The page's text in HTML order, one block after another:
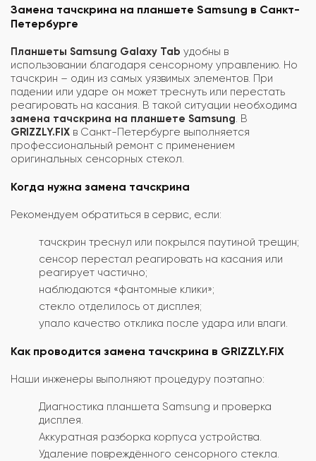
Замена тачскрина на планшете Samsung в Санкт-
Петербурге
Планшеты Samsung Galaxy Tab удобны в
использовании благодаря сенсорному управлению. Но
тачскрин – один из самых уязвимых элементов. При
падении или ударе он может треснуть или перестать
реагировать на касания. В такой ситуации необходима
замена тачскрина на планшете Samsung . В
GRIZZLY.FIX в Санкт-Петербурге выполняется
профессиональный ремонт с применением
оригинальных сенсорных стекол.
Когда нужна замена тачскрина
Рекомендуем обратиться в сервис, если:
тачскрин треснул или покрылся паутиной трещин;
сенсор перестал реагировать на касания или
реагирует частично;
наблюдаются «фантомные клики»;
стекло отделилось от дисплея;
упало качество отклика после удара или влаги.
Как проводится замена тачскрина в GRIZZLY.FIX
Наши инженеры выполняют процедуру поэтапно:
Диагностика планшета Samsung и проверка
дисплея.
Аккуратная разборка корпуса устройства.
Удаление повреждённого сенсорного стекла.